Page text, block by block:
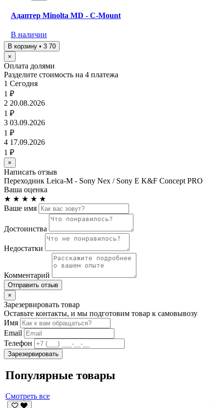
Адаптер Minolta MD - C-Mount
В наличии
В корзину • 3 70
×
Оплата долями
Разделите стоимость на 4 платежа
1 Сегодня
1 ₽
2 20.08.2026
1 ₽
3 03.09.2026
1 ₽
4 17.09.2026
1 ₽
×
Написать отзыв
Переходник Leica-M - Sony Nex / Sony E K&F Concept PRO
Ваша оценка
★ ★ ★ ★ ★
Ваше имя
Достоинства
Недостатки
Комментарий
Отправить отзыв
×
Зарезервировать товар
Оставьте контакты, и мы подготовим товар к самовывозу
Имя
Email
Телефон
Зарезервировать
Популярные товары
Смотреть все